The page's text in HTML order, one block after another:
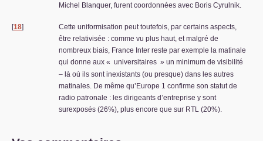
Michel Blanquer, furent coordonnées avec Boris Cyrulnik.
[18]
Cette uniformisation peut toutefois, par certains aspects,
être relativisée : comme vu plus haut, et malgré de
nombreux biais, France Inter reste par exemple la matinale
qui donne aux « universitaires » un minimum de visibilité
– là où ils sont inexistants (ou presque) dans les autres
matinales. De même qu’Europe 1 confirme son statut de
radio patronale : les dirigeants d’entreprise y sont
surexposés (26%), plus encore que sur RTL (20%).